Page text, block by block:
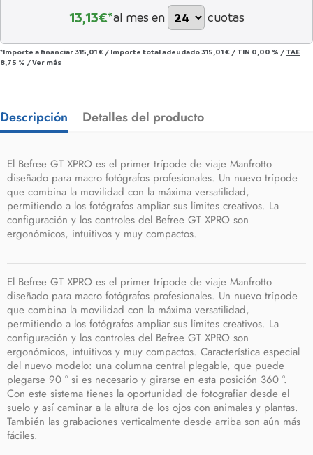
13,13€*al mes en cuotas
*Importe a financiar315,01 € / Importe total adeudado315,01 € / TIN 0,00 % / TAE
8,75 % /Ver más
Descripción Detalles del producto
El Befree GT XPRO es el primer trípode de viaje Manfrotto
diseñado para macro fotógrafos profesionales. Un nuevo trípode
que combina la movilidad con la máxima versatilidad,
permitiendo a los fotógrafos ampliar sus límites creativos. La
configuración y los controles del Befree GT XPRO son
ergonómicos, intuitivos y muy compactos.
El Befree GT XPRO es el primer trípode de viaje Manfrotto
diseñado para macro fotógrafos profesionales. Un nuevo trípode
que combina la movilidad con la máxima versatilidad,
permitiendo a los fotógrafos ampliar sus límites creativos. La
configuración y los controles del Befree GT XPRO son
ergonómicos, intuitivos y muy compactos. Característica especial
del nuevo modelo: una columna central plegable, que puede
plegarse 90 ° si es necesario y girarse en esta posición 360 °.
Con este sistema tienes la oportunidad de fotografiar desde el
suelo y así caminar a la altura de los ojos con animales y plantas.
También las grabaciones verticalmente desde arriba son aún más
fáciles.